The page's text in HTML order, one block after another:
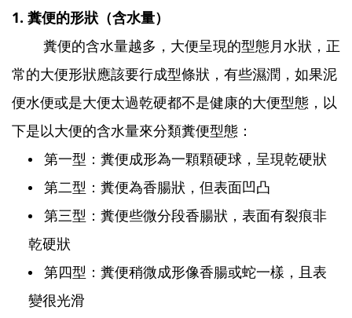
1. 糞便的形狀（含水量）
糞便的含水量越多，大便呈現的型態月水狀，正
常的大便形狀應該要行成型條狀，有些濕潤，如果泥
便水便或是大便太過乾硬都不是健康的大便型態，以
下是以大便的含水量來分類糞便型態：
第一型：糞便成形為一顆顆硬球，呈現乾硬狀
第二型：糞便為香腸狀，但表面凹凸
第三型：糞便些微分段香腸狀，表面有裂痕非
乾硬狀
第四型：糞便稍微成形像香腸或蛇一樣，且表
變很光滑